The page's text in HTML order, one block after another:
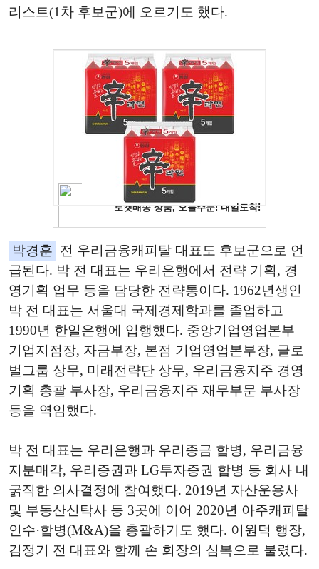
리스트(1차 후보군)에 오르기도 했다.
박경훈 전 우리금융캐피탈 대표도 후보군으로 언
급된다. 박 전 대표는 우리은행에서 전략 기획, 경
영기획 업무 등을 담당한 전략통이다. 1962년생인
박 전 대표는 서울대 국제경제학과를 졸업하고
1990년 한일은행에 입행했다. 중앙기업영업본부
기업지점장, 자금부장, 본점 기업영업본부장, 글로
벌그룹 상무, 미래전략단 상무, 우리금융지주 경영
기획 총괄 부사장, 우리금융지주 재무부문 부사장
등을 역임했다.
박 전 대표는 우리은행과 우리종금 합병, 우리금융
지분매각, 우리증권과 LG투자증권 합병 등 회사 내
굵직한 의사결정에 참여했다. 2019년 자산운용사
및 부동산신탁사 등 3곳에 이어 2020년 아주캐피탈
인수·합병(M&A)을 총괄하기도 했다. 이원덕 행장,
김정기 전 대표와 함께 손 회장의 심복으로 불렸다.